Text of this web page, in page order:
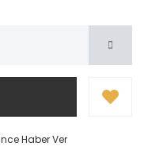
Haber Ver